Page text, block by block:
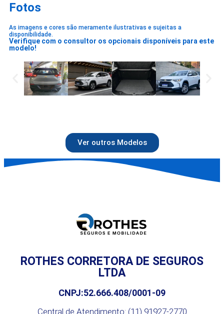
Fotos
As imagens e cores são meramente ilustrativas e sujeitas a
disponibilidade.
Verifique com o consultor os opcionais disponíveis para este
modelo!
Ver outros Modelos
ROTHES CORRETORA DE SEGUROS
LTDA
CNPJ:52.666.408/0001-09
Central de Atendimento: (11) 91927-2770